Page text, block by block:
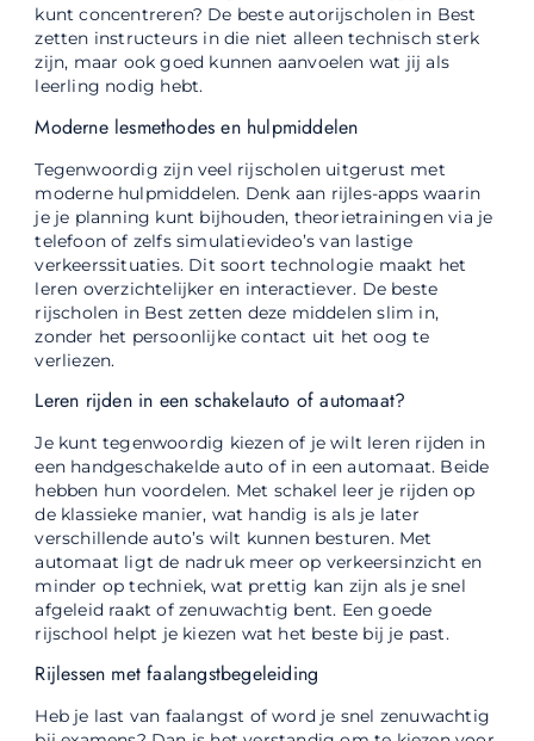
kunt concentreren? De beste autorijscholen in Best
zetten instructeurs in die niet alleen technisch sterk
zijn, maar ook goed kunnen aanvoelen wat jij als
leerling nodig hebt.
Moderne lesmethodes en hulpmiddelen
Tegenwoordig zijn veel rijscholen uitgerust met
moderne hulpmiddelen. Denk aan rijles-apps waarin
je je planning kunt bijhouden, theorietrainingen via je
telefoon of zelfs simulatievideo’s van lastige
verkeerssituaties. Dit soort technologie maakt het
leren overzichtelijker en interactiever. De beste
rijscholen in Best zetten deze middelen slim in,
zonder het persoonlijke contact uit het oog te
verliezen.
Leren rijden in een schakelauto of automaat?
Je kunt tegenwoordig kiezen of je wilt leren rijden in
een handgeschakelde auto of in een automaat. Beide
hebben hun voordelen. Met schakel leer je rijden op
de klassieke manier, wat handig is als je later
verschillende auto’s wilt kunnen besturen. Met
automaat ligt de nadruk meer op verkeersinzicht en
minder op techniek, wat prettig kan zijn als je snel
afgeleid raakt of zenuwachtig bent. Een goede
rijschool helpt je kiezen wat het beste bij je past.
Rijlessen met faalangstbegeleiding
Heb je last van faalangst of word je snel zenuwachtig